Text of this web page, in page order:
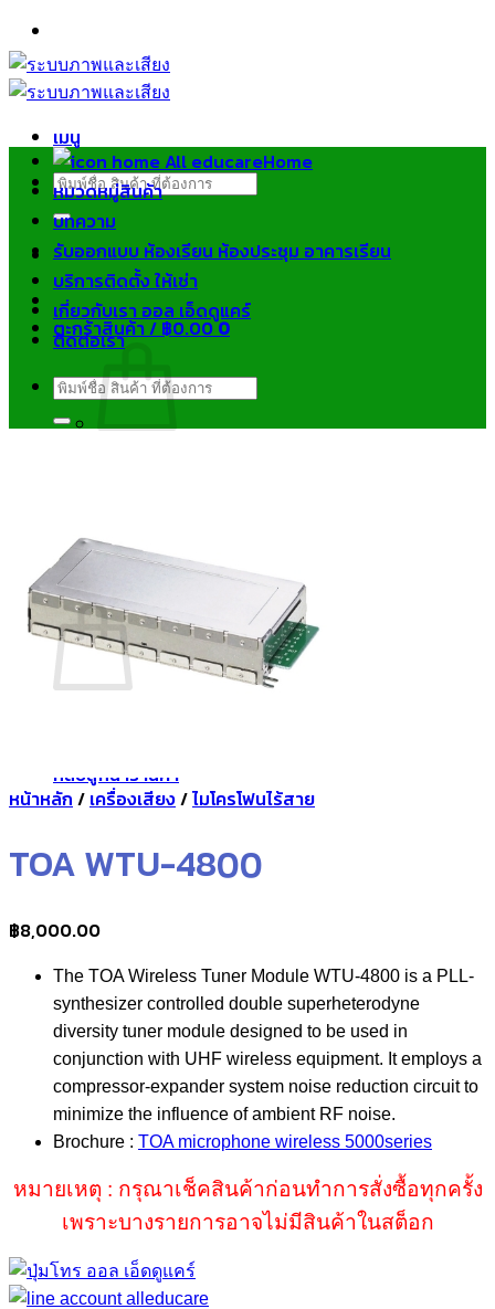
ข้าม
ไป
ยัง
เมนู
ค้นหา:
ตะกร้าสินค้า /฿0.000
0
ตะกร้าสินค้า
กลับสู่หน้าร้านค้า
Home
หมวดหมู่สินค้า
บทความ
รับออกแบบ ห้องเรียน ห้องประชุม อาคารเรียน
บริการติดตั้ง ให้เช่า
เกี่ยวกับเรา ออล เอ็ดดูแคร์
ติดต่อเรา
ค้นหา:
หน้าหลัก / เครื่องเสียง/ไมโครโฟนไร้สาย
TOA WTU-4800
฿8,000.00
The TOA Wireless Tuner Module WTU-4800 is a PLL-
synthesizer controlled double superheterodyne
diversity tuner module designed to be used in
conjunction with UHF wireless equipment. It employs a
compressor-expander system noise reduction circuit to
minimize the influence of ambient RF noise.
Brochure : TOA microphone wireless 5000series
หมายเหตุ : กรุณาเช็คสินค้าก่อนทำการสั่งซื้อทุกครั้ง
เพราะบางรายการอาจไม่มีสินค้าในสต็อก